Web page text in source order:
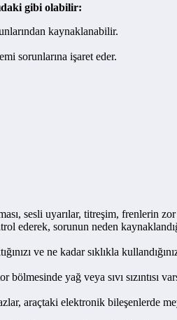
gibi olabilir:
kaynaklanabilir.
sorunlarına işaret eder.
sesli uyarılar, titreşim, frenlerin
ederek, sorunun neden
ve ne kadar sıklıkla
yağ veya sıvı sızıntısı
araçtaki elektronik bileşenlerde